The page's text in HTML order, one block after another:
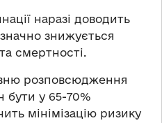
наразі доводить
знижується
смертності.
розповсюдження
бути у 65-70%
мінімізацію ризику